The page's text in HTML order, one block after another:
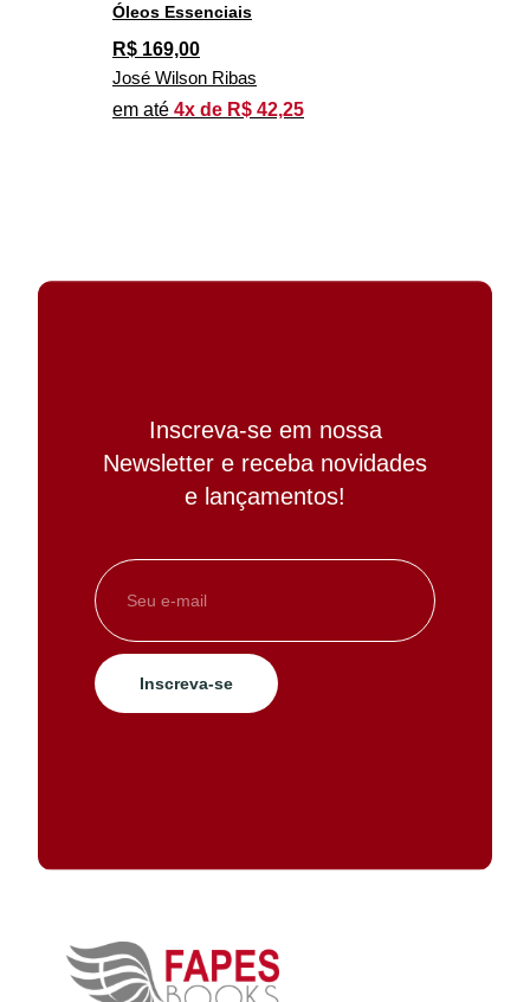
Óleos Essenciais
R$ 169,00
José Wilson Ribas
em até 4x de R$ 42,25
Inscreva-se em nossa
Newsletter e receba novidades
e lançamentos!
Inscreva-se